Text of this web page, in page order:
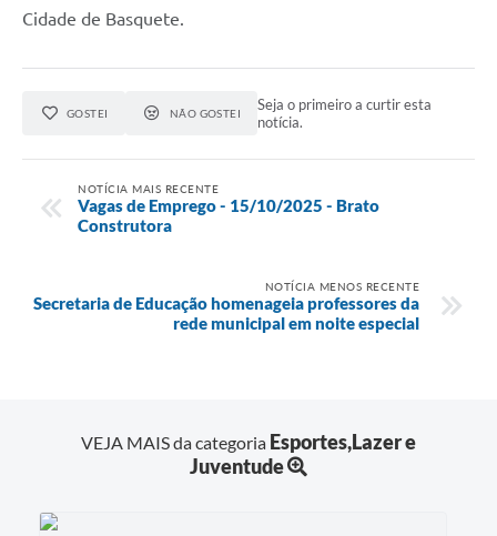
Cidade de Basquete.
GOSTEI NÃO GOSTEI
Seja o primeiro a curtir esta
notícia.
NOTÍCIA MAIS RECENTE
Vagas de Emprego - 15/10/2025 - Brato
Construtora
NOTÍCIA MENOS RECENTE
Secretaria de Educação homenageia professores da
rede municipal em noite especial
VEJA MAIS da categoria Esportes,Lazer e
Juventude